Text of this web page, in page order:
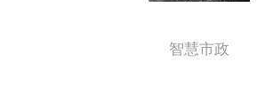
智慧市政